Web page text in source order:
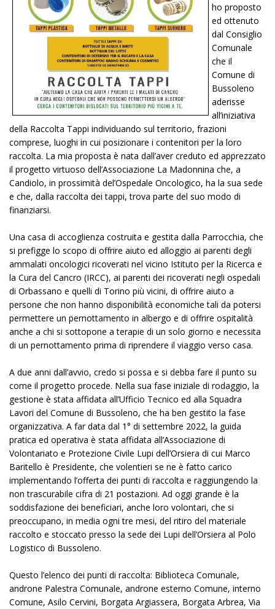
ho proposto
ed ottenuto
dal Consiglio
Comunale
che il
Comune di
Bussoleno
aderisse
all’iniziativa
della Raccolta Tappi individuando sul territorio, frazioni
comprese, luoghi in cui posizionare i contenitori per la loro
raccolta. La mia proposta è nata dall’aver creduto ed apprezzato
il progetto virtuoso dell’Associazione La Madonnina che, a
Candiolo, in prossimità del’Ospedale Oncologico, ha la sua sede
e che, dalla raccolta dei tappi, trova parte del suo modo di
finanziarsi.
Una casa di accoglienza costruita e gestita dalla Parrocchia, che
si prefigge lo scopo di offrire aiuto ed alloggio ai parenti degli
ammalati oncologici ricoverati nel vicino Istituto per la Ricerca e
la Cura del Cancro (IRCC), ai parenti dei ricoverati negli ospedali
di Orbassano e quelli di Torino più vicini, di offrire aiuto a
persone che non hanno disponibilità economiche tali da potersi
permettere un pernottamento in albergo e di offrire ospitalità
anche a chi si sottopone a terapie di un solo giorno e necessita
di un pernottamento prima di riprendere il viaggio verso casa.
A due anni dall’avvio, credo si possa e si debba fare il punto su
come il progetto procede. Nella sua fase iniziale di rodaggio, la
gestione è stata affidata all’Ufficio Tecnico ed alla Squadra
Lavori del Comune di Bussoleno, che ha ben gestito la fase
organizzativa. A far data dal 1° di settembre 2022, la guida
pratica ed operativa è stata affidata all’Associazione di
Volontariato e Protezione Civile Lupi dell’Orsiera di cui Marco
Baritello è Presidente, che volentieri se ne è fatto carico
implementando l’offerta dei punti di raccolta e raggiungendo la
non trascurabile cifra di 21 postazioni. Ad oggi grande è la
soddisfazione dei beneficiari, anche loro volontari, che si
preoccupano, in media ogni tre mesi, del ritiro del materiale
raccolto e stoccato presso la sede dei Lupi dell’Orsiera al Polo
Logistico di Bussoleno.
Questo l’elenco dei punti di raccolta: Biblioteca Comunale,
androne Palestra Comunale, androne esterno Comune, interno
Comune, Asilo Cervini, Borgata Argiassera, Borgata Arbrea, Via